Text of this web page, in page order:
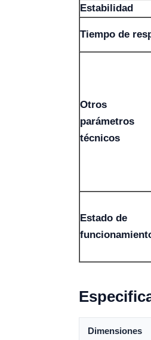
Estabilidad
Tiempo de
Otros
parámetros
técnicos
Estado de
Dimensiones